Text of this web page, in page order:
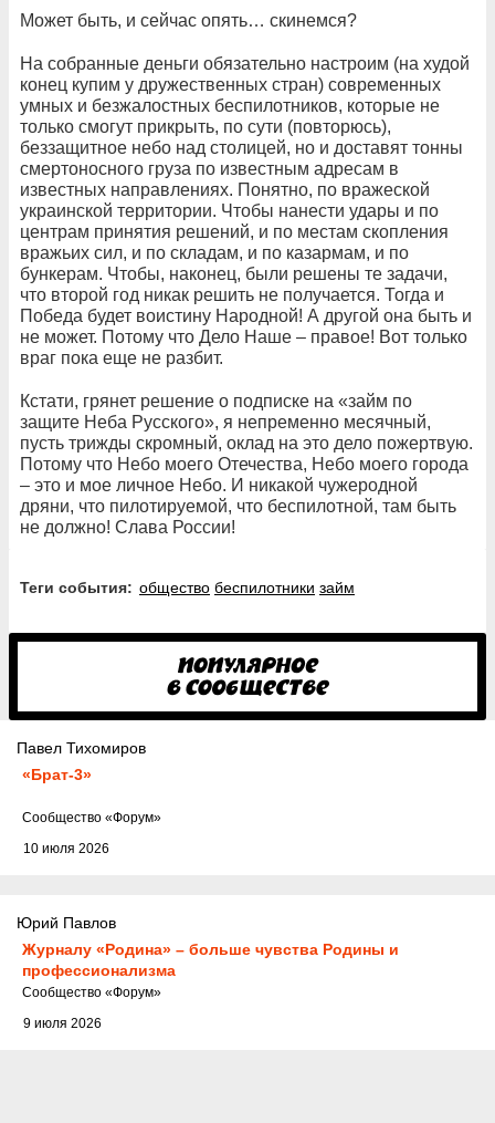
Может быть, и сейчас опять… скинемся?
На собранные деньги обязательно настроим (на худой
конец купим у дружественных стран) современных
умных и безжалостных беспилотников, которые не
только смогут прикрыть, по сути (повторюсь),
беззащитное небо над столицей, но и доставят тонны
смертоносного груза по известным адресам в
известных направлениях. Понятно, по вражеской
украинской территории. Чтобы нанести удары и по
центрам принятия решений, и по местам скопления
вражьих сил, и по складам, и по казармам, и по
бункерам. Чтобы, наконец, были решены те задачи,
что второй год никак решить не получается. Тогда и
Победа будет воистину Народной! А другой она быть и
не может. Потому что Дело Наше – правое! Вот только
враг пока еще не разбит.
Кстати, грянет решение о подписке на «займ по
защите Неба Русского», я непременно месячный,
пусть трижды скромный, оклад на это дело пожертвую.
Потому что Небо моего Отечества, Небо моего города
– это и мое личное Небо. И никакой чужеродной
дряни, что пилотируемой, что беспилотной, там быть
не должно! Слава России!
Теги события: общество беспилотники займ
Павел Тихомиров
«Брат-3»
10 июля 2026
Cообщество «Форум»
Юрий Павлов
Журналу «Родина» – больше чувства Родины и
профессионализма
9 июля 2026
Cообщество «Форум»